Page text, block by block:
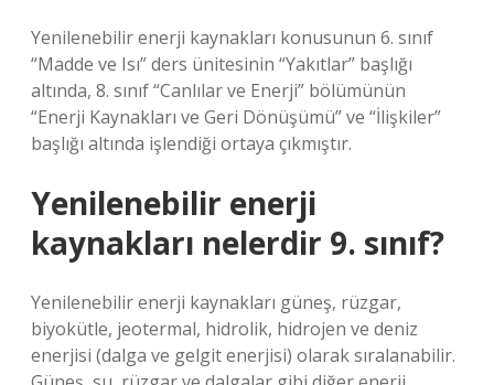
Yenilenebilir enerji kaynakları konusunun 6. sınıf
“Madde ve Isı” ders ünitesinin “Yakıtlar” başlığı
altında, 8. sınıf “Canlılar ve Enerji” bölümünün
“Enerji Kaynakları ve Geri Dönüşümü” ve “İlişkiler”
başlığı altında işlendiği ortaya çıkmıştır.
Yenilenebilir enerji
kaynakları nelerdir 9. sınıf?
Yenilenebilir enerji kaynakları güneş, rüzgar,
biyokütle, jeotermal, hidrolik, hidrojen ve deniz
enerjisi (dalga ve gelgit enerjisi) olarak sıralanabilir.